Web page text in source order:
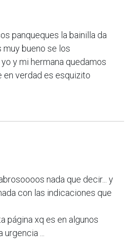
panqueques la bainilla da
muy bueno se los
y mi hermana quedamos
en verdad es esquizito
nada que decir... y
con las indicaciones que
página xq es en algunos
...